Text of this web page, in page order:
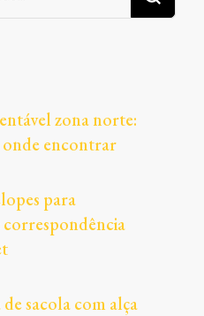
zona norte:
encontrar
para
sacola com alça